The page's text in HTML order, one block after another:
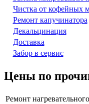
Чистка от кофейных
Ремонт капучинатора
Декальцинация
Доставка
Забор в сервис
Цены по
Ремонт